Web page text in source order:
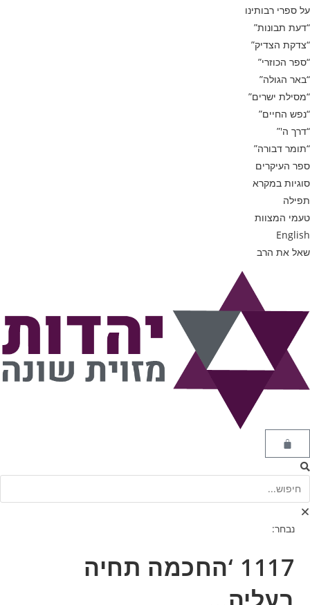
על ספרי רבותינו
“דעת תבונות”
“צדקת הצדיק”
“ספר הכוזרי”
“באר הגולה”
“מסילת ישרים”
“נפש החיים”
“דרך ה'”
“תומר דבורה”
ספר העיקרים
סוגיות במקרא
תפילה
טעמי המצוות
English
שאל את הרב
נבחר:
1117 ‘החכמה תחיה